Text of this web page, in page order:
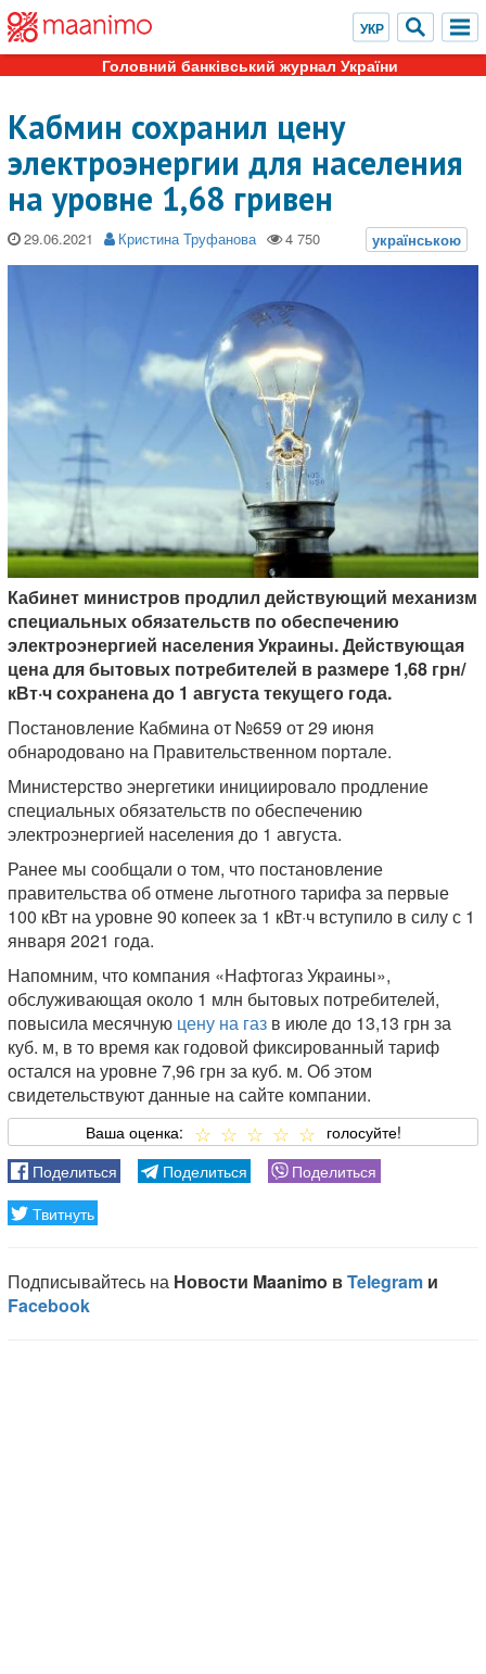
Головний банківський журнал України
Кабмин сохранил цену
электроэнергии для населения
на уровне 1,68 гривен
29.06.2021 Кристина Труфанова
Кабинет министров продлил действующий механизм
специальных обязательств по обеспечению
электроэнергией населения Украины. Действующая
цена для бытовых потребителей в размере 1,68 грн/
кВт·ч сохранена до 1 августа текущего года.
Постановление Кабмина от №659 от 29 июня
обнародовано на Правительственном портале.
Министерство энергетики инициировало продление
специальных обязательств по обеспечению
электроэнергией населения до 1 августа.
Ранее мы сообщали о том, что постановление
правительства об отмене льготного тарифа за первые
100 кВт на уровне 90 копеек за 1 кВт·ч вступило в силу с 1
января 2021 года.
Напомним, что компания «Нафтогаз Украины»,
обслуживающая около 1 млн бытовых потребителей,
повысила месячную цену на газ в июле до 13,13 грн за
куб. м, в то время как годовой фиксированный тариф
остался на уровне 7,96 грн за куб. м. Об этом
свидетельствуют данные на сайте компании.